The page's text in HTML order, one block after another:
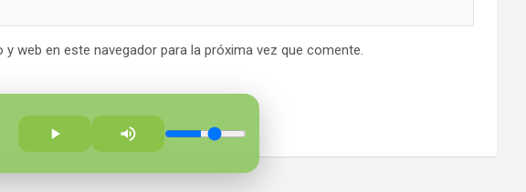
web en este navegador para la próxima vez que comente.